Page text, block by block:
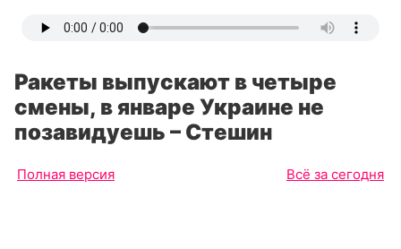
Ракеты выпускают в четыре
смены, в январе Украине не
позавидуешь – Стешин
Полная версия Всё за сегодня